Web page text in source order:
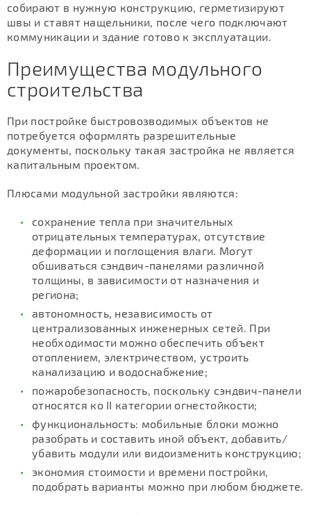
собирают в нужную конструкцию, герметизируют
швы и ставят нащельники, после чего подключают
коммуникации и здание готово к эксплуатации.
Преимущества модульного
строительства
При постройке быстровозводимых объектов не
потребуется оформлять разрешительные
документы, поскольку такая застройка не является
капитальным проектом.
Плюсами модульной застройки являются:
сохранение тепла при значительных
отрицательных температурах, отсутствие
деформации и поглощения влаги. Могут
обшиваться сэндвич-панелями различной
толщины, в зависимости от назначения и
региона;
автономность, независимость от
централизованных инженерных сетей. При
необходимости можно обеспечить объект
отоплением, электричеством, устроить
канализацию и водоснабжение;
пожаробезопасность, поскольку сэндвич-панели
относятся ко II категории огнестойкости;
функциональность: мобильные блоки можно
разобрать и составить иной объект, добавить/
убавить модули или видоизменить конструкцию;
экономия стоимости и времени постройки,
подобрать варианты можно при любом бюджете.